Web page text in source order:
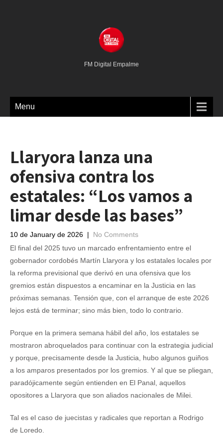
FM Digital Empalme
Menu
Llaryora lanza una
ofensiva contra los
estatales: “Los vamos a
limar desde las bases”
10 de January de 2026 | No Comments
El final del 2025 tuvo un marcado enfrentamiento entre el
gobernador cordobés Martín Llaryora y los estatales locales por
la reforma previsional que derivó en una ofensiva que los
gremios están dispuestos a encaminar en la Justicia en las
próximas semanas. Tensión que, con el arranque de este 2026
lejos está de terminar; sino más bien, todo lo contrario.
Porque en la primera semana hábil del año, los estatales se
mostraron abroquelados para continuar con la estrategia judicial
y porque, precisamente desde la Justicia, hubo algunos guiños
a los amparos presentados por los gremios. Y al que se pliegan,
paradójicamente según entienden en El Panal, aquellos
opositores a Llaryora que son aliados nacionales de Milei.
Tal es el caso de juecistas y radicales que reportan a Rodrigo
de Loredo.